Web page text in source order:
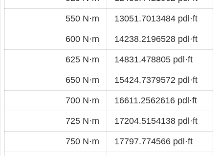
550 N·m 13051.7013484 pdl·ft
600 N·m 14238.2196528 pdl·ft
625 N·m 14831.478805 pdl·ft
650 N·m 15424.7379572 pdl·ft
700 N·m 16611.2562616 pdl·ft
725 N·m 17204.5154138 pdl·ft
750 N·m 17797.774566 pdl·ft